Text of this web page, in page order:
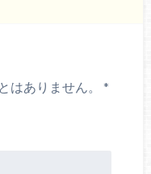
はありません。
*